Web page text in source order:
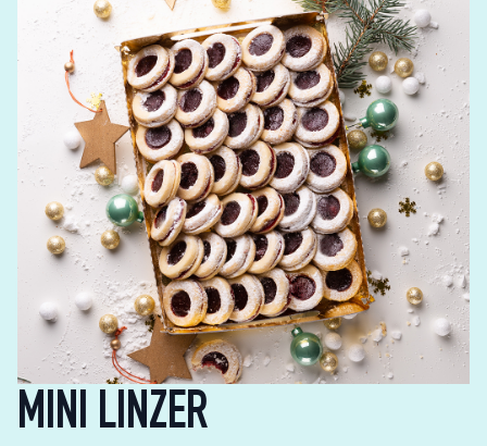
MINI LINZER